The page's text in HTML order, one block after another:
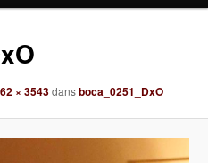
× 3543dansboca_0251_DxO